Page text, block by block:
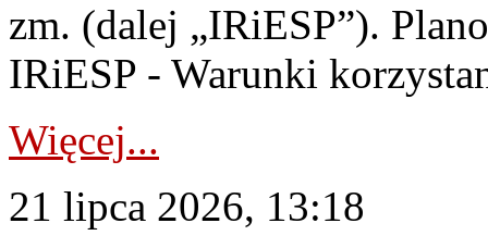
zm. (dalej „IRiESP”).
IRiESP - Warunki
Więcej...
21 lipca 2026, 13:18